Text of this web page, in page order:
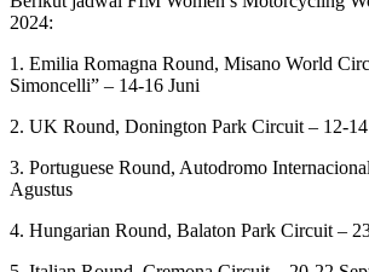
2024:
1. Emilia Romagna Round, Misano World
Simoncelli” – 14-16 Juni
2. UK Round, Donington Park Circuit – 12-
3. Portuguese Round, Autodromo
Agustus
4. Hungarian Round, Balaton Park Circuit –